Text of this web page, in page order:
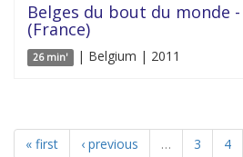
Belges du bout du monde
(France)
26 min' | Belgium | 2011
« first ‹ previous … 3 4